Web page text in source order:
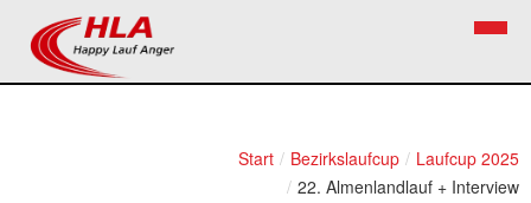
Start / Bezirkslaufcup / Laufcup 2025
/ 22. Almenlandlauf + Interview